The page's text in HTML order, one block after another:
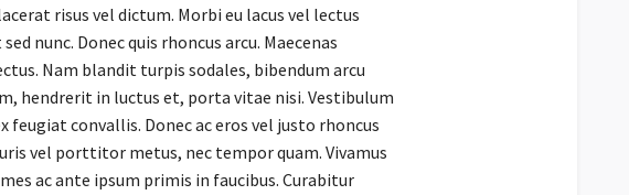
risus vel dictum. Morbi eu lacus vel lectus
nunc. Donec quis rhoncus arcu. Maecenas
Nam blandit turpis sodales, bibendum arcu
hendrerit in luctus et, porta vitae nisi. Vestibulum
convallis. Donec ac eros vel justo rhoncus
vel porttitor metus, nec tempor quam. Vivamus
ac ante ipsum primis in faucibus. Curabitur